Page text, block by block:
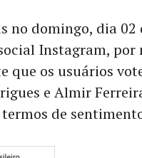
no domingo, dia 02
Instagram,
que os usuários
e Almir
de